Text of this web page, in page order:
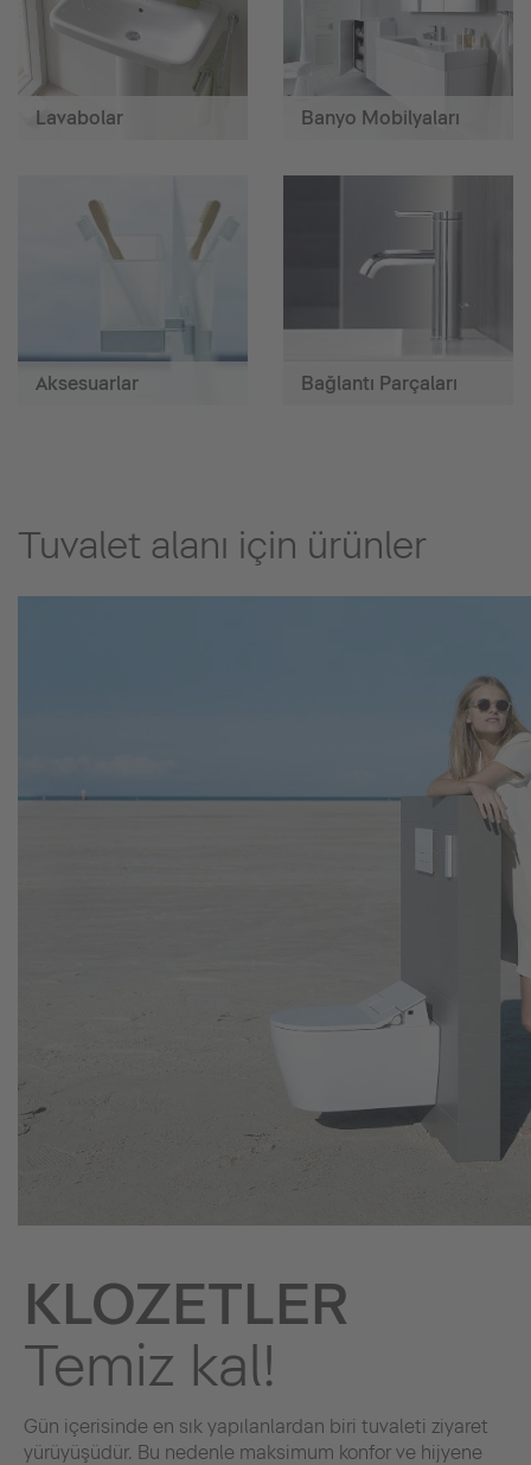
Lavabolar Banyo Mobilyaları
Aksesuarlar Bağlantı Parçaları
Tuvalet alanı için ürünler
KLOZETLER
Temiz kal!
Gün içerisinde en sık yapılanlardan biri tuvaleti ziyaret
yürüyüşüdür. Bu nedenle maksimum konfor ve hijyene